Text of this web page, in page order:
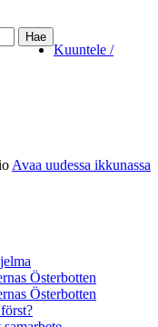
Kuuntele /
Avaa uudessa ikkunassa
Österbotten
Österbotten